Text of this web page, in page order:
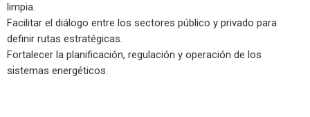
limpia.
Facilitar el diálogo entre los sectores público y privado para
definir rutas estratégicas.
Fortalecer la planificación, regulación y operación de los
sistemas energéticos.